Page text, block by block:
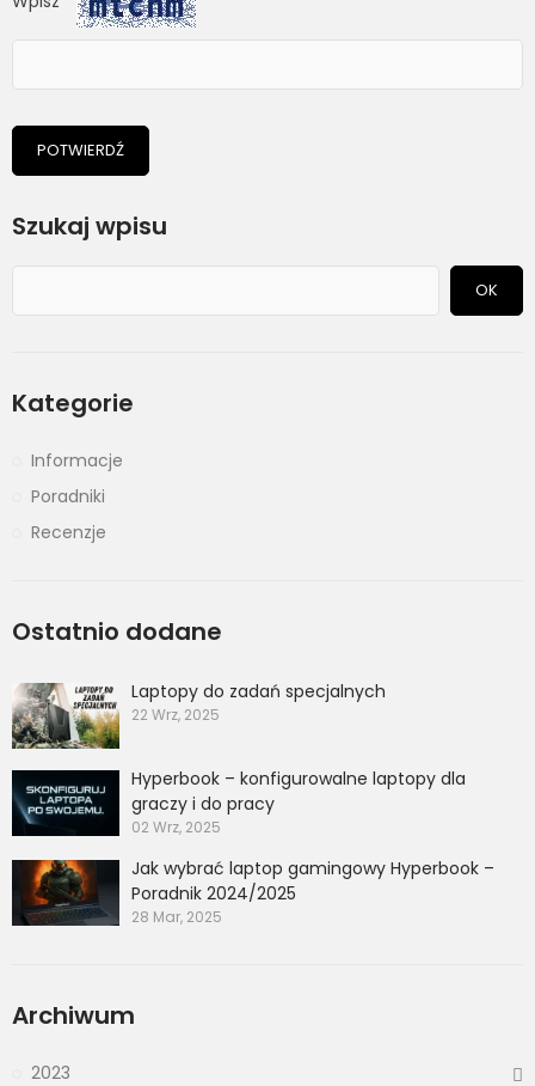
POTWIERDŹ
Szukaj wpisu
OK
Kategorie
Informacje
Poradniki
Recenzje
Ostatnio dodane
Laptopy do zadań specjalnych
22 Wrz, 2025
Hyperbook – konfigurowalne laptopy dla
graczy i do pracy
02 Wrz, 2025
Jak wybrać laptop gamingowy Hyperbook –
Poradnik 2024/2025
28 Mar, 2025
Archiwum
2023